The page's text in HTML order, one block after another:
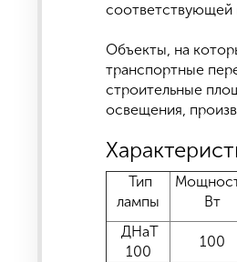
соответствующей
Объекты, на
транспортные
строительные
освещения,
Тип
лампы
Вт
ДНаТ
100
100